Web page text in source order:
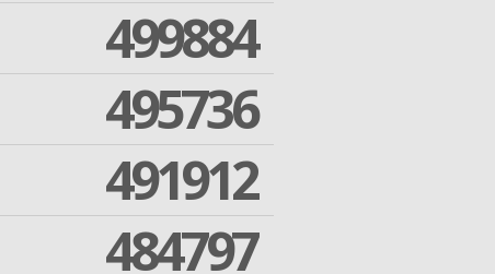
499884
495736
491912
484797